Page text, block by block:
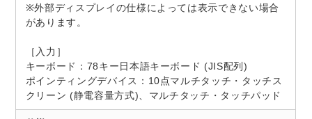
※外部ディスプレイの仕様によっては表示できない場合
があります。
［入力］
キーボード：78キー日本語キーボード (JIS配列)
ポインティングデバイス：10点マルチタッチ・タッチス
クリーン (静電容量方式)、マルチタッチ・タッチパッド